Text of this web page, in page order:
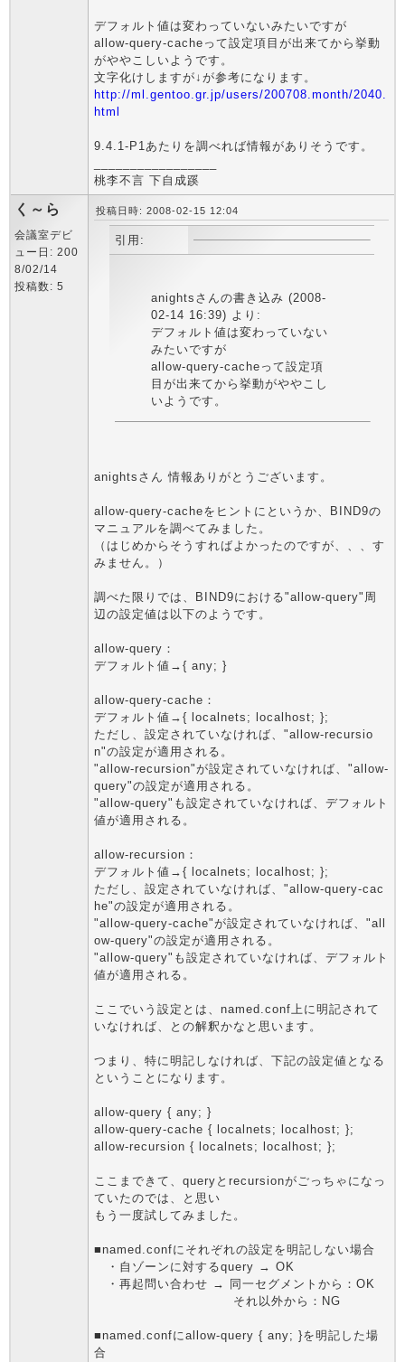
デフォルト値は変わっていないみたいですが
allow-query-cacheって設定項目が出来てから挙動
がややこしいようです。
文字化けしますが↓が参考になります。
http://ml.gentoo.gr.jp/users/200708.month/2040.
html
9.4.1-P1あたりを調べれば情報がありそうです。
桃李不言 下自成蹊
く～ら
会議室デビ
ュー日: 200
8/02/14
投稿数: 5
投稿日時: 2008-02-15 12:04
引用:
anightsさんの書き込み (2008-
02-14 16:39) より:
デフォルト値は変わっていない
みたいですが
allow-query-cacheって設定項
目が出来てから挙動がややこし
いようです。
anightsさん 情報ありがとうございます。
allow-query-cacheをヒントにというか、BIND9の
マニュアルを調べてみました。
（はじめからそうすればよかったのですが、、、す
みません。）
調べた限りでは、BIND9における"allow-query"周
辺の設定値は以下のようです。
allow-query：
デフォルト値→{ any; }
allow-query-cache：
デフォルト値→{ localnets; localhost; };
ただし、設定されていなければ、"allow-recursio
n"の設定が適用される。
"allow-recursion"が設定されていなければ、"allow-
query"の設定が適用される。
"allow-query"も設定されていなければ、デフォルト
値が適用される。
allow-recursion：
デフォルト値→{ localnets; localhost; };
ただし、設定されていなければ、"allow-query-cac
he"の設定が適用される。
"allow-query-cache"が設定されていなければ、"all
ow-query"の設定が適用される。
"allow-query"も設定されていなければ、デフォルト
値が適用される。
ここでいう設定とは、named.conf上に明記されて
いなければ、との解釈かなと思います。
つまり、特に明記しなければ、下記の設定値となる
ということになります。
allow-query { any; }
allow-query-cache { localnets; localhost; };
allow-recursion { localnets; localhost; };
ここまできて、queryとrecursionがごっちゃになっ
ていたのでは、と思い
もう一度試してみました。
■named.confにそれぞれの設定を明記しない場合
・自ゾーンに対するquery → OK
・再起問い合わせ → 同一セグメントから：OK
それ以外から：NG
■named.confにallow-query { any; }を明記した場
合